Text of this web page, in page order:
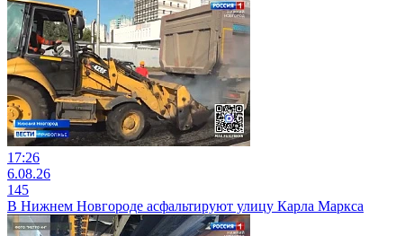
17:26
6.08.26
145
В Нижнем Новгороде асфальтируют улицу Карла Маркса